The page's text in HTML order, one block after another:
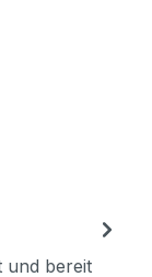
und bereit